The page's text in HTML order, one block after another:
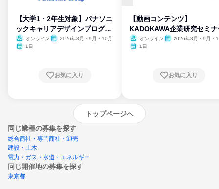
【大学1・2年生対象】パナソニ
ックキャリアデザインプログラ
ム
オンライン
2026年8月・9月・10月
1日
お気に入り
【動画コンテンツ】
KADOKAWA企業研究セミナ
オンライン
2026年8月・9月・
1日
お気に入り
トップページへ
同じ業種の募集を探す
総合商社・専門商社・卸売
建設・土木
電力・ガス・水道・エネルギー
同じ開催地の募集を探す
東京都